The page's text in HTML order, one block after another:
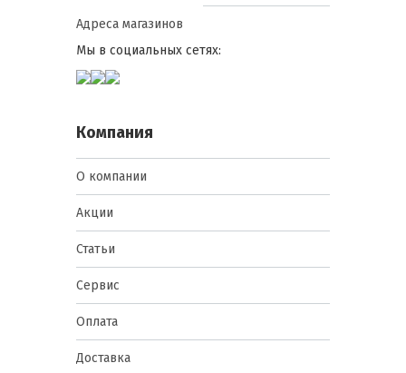
Адреса магазинов
Мы в социальных сетях:
Компания
О компании
Акции
Статьи
Сервис
Оплата
Доставка